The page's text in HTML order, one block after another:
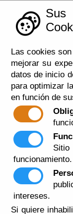
Las cookies
mejorar su
datos de inicio
para optimizar
en función de
funcionamiento.
intereses.
Si quiere
en Almería 360
DE